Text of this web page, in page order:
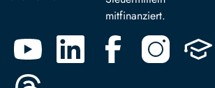
mitfinanziert.